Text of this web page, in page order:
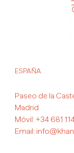
ESPAÑA
Paseo de la
Madrid
Móvil: +34 681
Email: